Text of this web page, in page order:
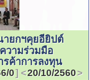
ายกฯคุยอียิปต์
วามร่วมมือ
รค้าการลงทุน
0 20/10/2560